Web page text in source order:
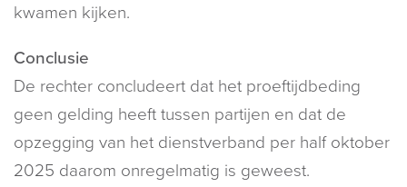
kwamen kijken.
Conclusie
De rechter concludeert dat het proeftijdbeding
geen gelding heeft tussen partijen en dat de
opzegging van het dienstverband per half oktober
2025 daarom onregelmatig is geweest.